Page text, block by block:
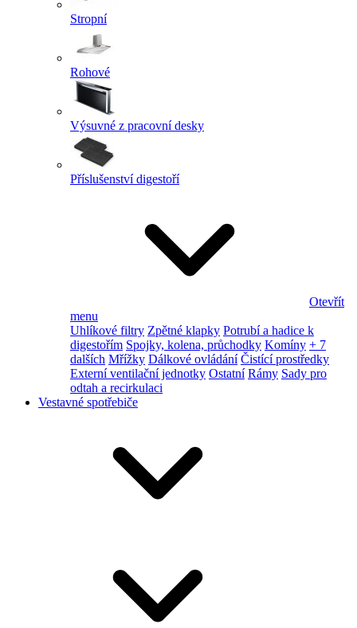
Stropní
Rohové
Výsuvné z pracovní desky
Příslušenství digestoří
Otevřít
menu
Uhlíkové filtry Zpětné klapky Potrubí a hadice k
digestořím Spojky, kolena, průchodky Komíny + 7
dalších Mřížky Dálkové ovládání Čistící prostředky
Externí ventilační jednotky Ostatní Rámy Sady pro
odtah a recirkulaci
Vestavné spotřebiče